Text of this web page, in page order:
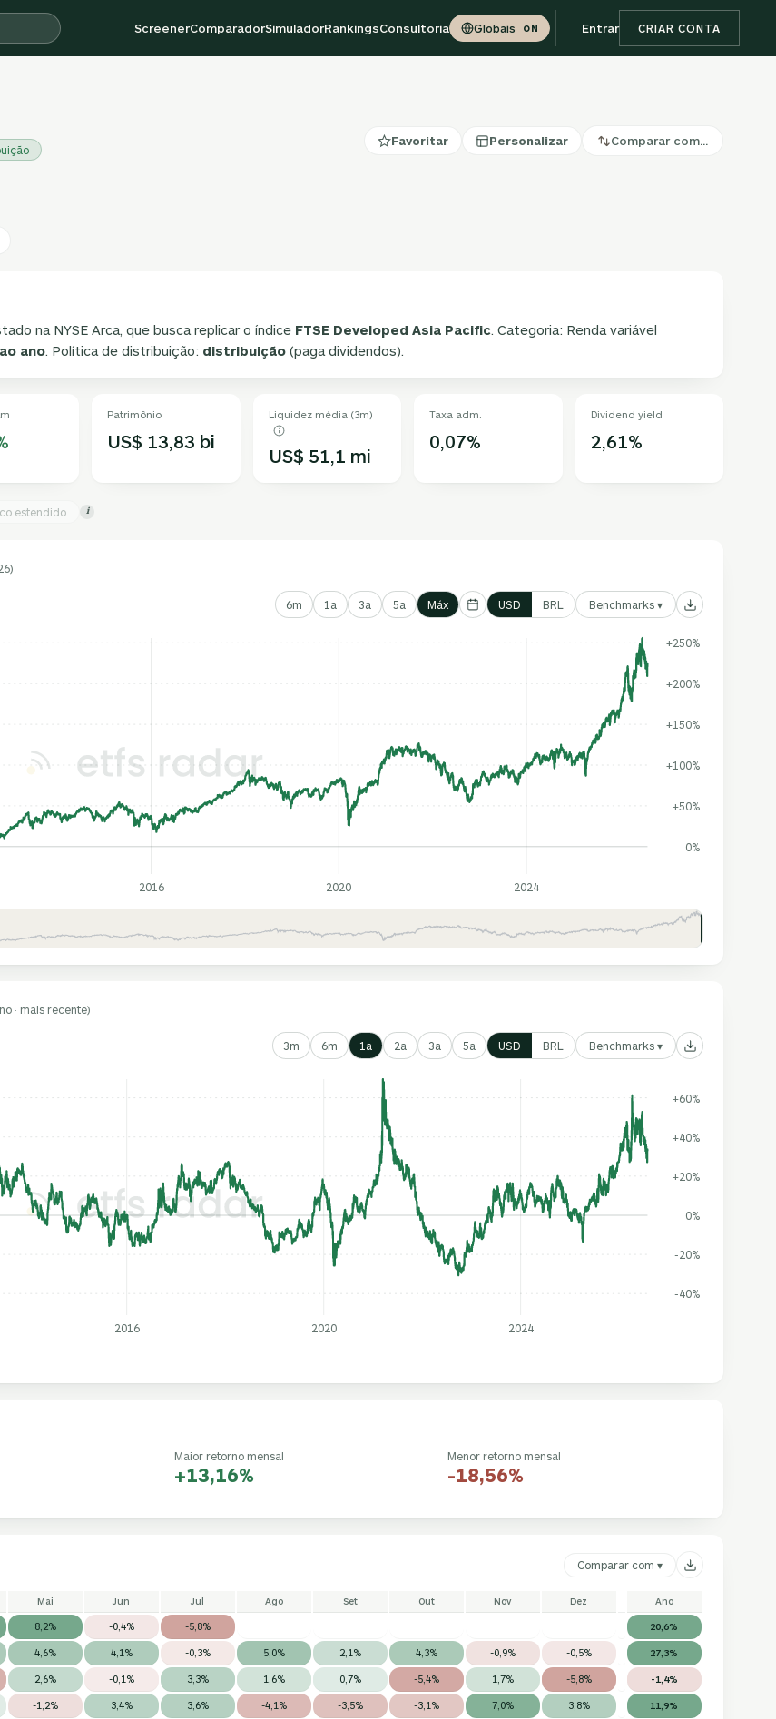
ScreenerComparadorSimuladorRankingsConsultoria Globais ON Entrar CRIAR CONTA
Favoritar Personalizar Comparar com…
na NYSE Arca, que busca replicar o índice FTSE Developed Asia Pacific. Categoria: Renda variável
ano. Política de distribuição: distribuição(paga dividendos).
Patrimônio
US$ 13,83 bi
Liquidez média (3m)
US$ 51,1 mi
Taxa adm.
0,07%
Dividend yield
2,61%
estendido i
6m 1a 3a 5a Máx USD BRL Benchmarks ▾
0%
+50%
+100%
+150%
+200%
+250%
2016 2020 2024
· mais recente)
3m 6m 1a 2a 3a 5a USD BRL Benchmarks ▾
-40%
-20%
0%
+20%
+40%
+60%
2016 2020 2024
Maior retorno mensal
+13,16%
Menor retorno mensal
-18,56%
Comparar com ▾
Mai Jun Jul Ago Set Out Nov Dez Ano
8,2% -0,4% -5,8% 20,6%
4,6% 4,1% -0,3% 5,0% 2,1% 4,3% -0,9% -0,5% 27,3%
2,6% -0,1% 3,3% 1,6% 0,7% -5,4% 1,7% -5,8% -1,4%
-1,2% 3,4% 3,6% -4,1% -3,5% -3,1% 7,0% 3,8% 11,9%